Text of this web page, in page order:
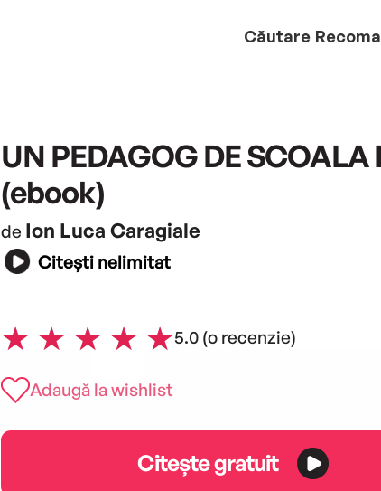
Căutare
UN PEDAGOG DE SCOALA
(ebook)
de Ion Luca Caragiale
Citești nelimitat
5.0 (o recenzie)
Adaugă la wishlist
Citește gratuit